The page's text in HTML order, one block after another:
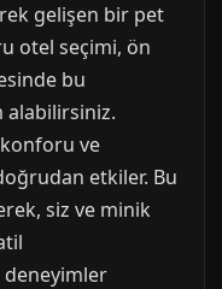
gelişen bir pet
otel seçimi, ön
bu
alabilirsiniz.
konforu ve
etkiler. Bu
siz ve minik
deneyimler